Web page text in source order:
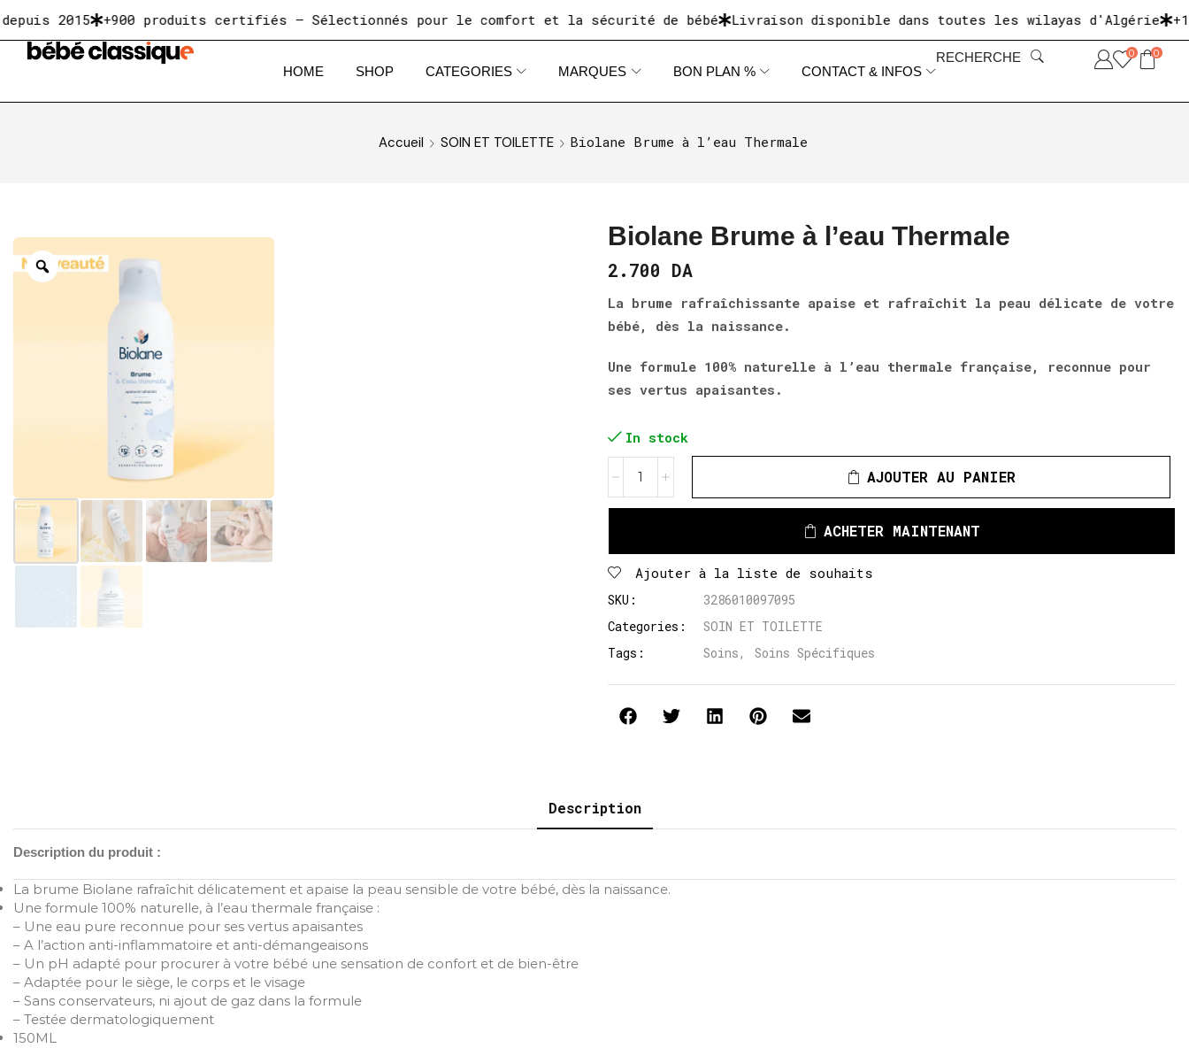
+900 produits certifiés — Sélectionnés pour le comfort et la sécurité de bébé Livraison disponible dans toutes les wilayas d'Algérie +10 000
HOME SHOP CATEGORIES MARQUES BON PLAN % CONTACT & INFOS
RECHERCHE 0 0
Accueil SOIN ET TOILETTE Biolane Brume à l’eau Thermale
Biolane Brume à l’eau Thermale
2.700 DA
La brume rafraîchissante apaise et rafraîchit la peau délicate de votre
bébé, dès la naissance.
Une formule 100% naturelle à l’eau thermale française, reconnue pour
ses vertus apaisantes.
In stock
AJOUTER AU PANIER
ACHETER MAINTENANT
Ajouter à la liste de souhaits
SKU:
3286010097095
Categories:
SOIN ET TOILETTE
Tags:
Soins, Soins Spécifiques
Description
Description du produit :
La brume Biolane rafraîchit délicatement et apaise la peau sensible de votre bébé, dès la naissance.
Une formule 100% naturelle, à l’eau thermale française :
– Une eau pure reconnue pour ses vertus apaisantes
– A l’action anti-inflammatoire et anti-démangeaisons
– Un pH adapté pour procurer à votre bébé une sensation de confort et de bien-être
– Adaptée pour le siège, le corps et le visage
– Sans conservateurs, ni ajout de gaz dans la formule
– Testée dermatologiquement
150ML